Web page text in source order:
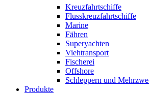
Kreuzfahrtschiffe
Flusskreuzfahrtschiffe
Marine
Fähren
Superyachten
Viehtransport
Fischerei
Offshore
Schleppern und
Produkte